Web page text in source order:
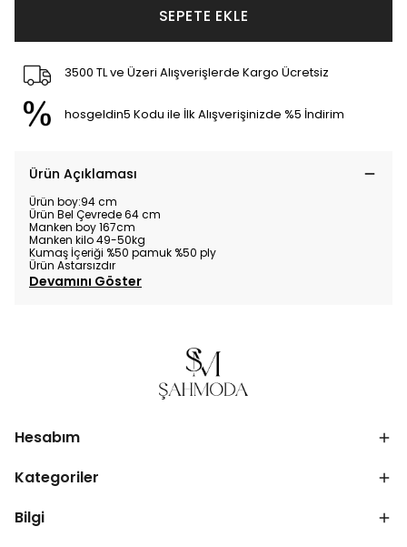
SEPETE EKLE
3500 TL ve Üzeri Alışverişlerde Kargo Ücretsiz
hosgeldin5 Kodu ile İlk Alışverişinizde %5 İndirim
Ürün Açıklaması
Ürün boy:94 cm
Ürün Bel Çevrede 64 cm
Manken boy 167cm
Manken kilo 49-50kg
Kumaş İçeriği %50 pamuk %50 ply
Ürün Astarsızdır
Devamını Göster
Hesabım
Kategoriler
Bilgi